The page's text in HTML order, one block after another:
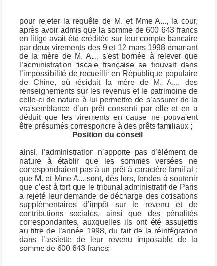
pour rejeter la requête de M. et Mme A..., la cour,
après avoir admis que la somme de 600 643 francs
en litige avait été créditée sur leur compte bancaire
par deux virements des 9 et 12 mars 1998 émanant
de la mère de M. A..., s’est bornée à relever que
l’administration fiscale française se trouvait dans
l’impossibilité de recueillir en République populaire
de Chine, où résidait la mère de M. A..., des
renseignements sur les revenus et le patrimoine de
celle-ci de nature à lui permettre de s’assurer de la
vraisemblance d’un prêt consenti par elle et en a
déduit que les virements en cause ne pouvaient
être présumés correspondre à des prêts familiaux ;
Position du conseil
ainsi, l’administration n’apporte pas d’élément de
nature à établir que les sommes versées ne
correspondraient pas à un prêt à caractère familial ;
que M. et Mme A... sont, dès lors, fondés à soutenir
que c’est à tort que le tribunal administratif de Paris
a rejeté leur demande de décharge des cotisations
supplémentaires d’impôt sur le revenu et de
contributions sociales, ainsi que des pénalités
correspondantes, auxquelles ils ont été assujettis
au titre de l’année 1998, du fait de la réintégration
dans l’assiette de leur revenu imposable de la
somme de 600 643 francs;